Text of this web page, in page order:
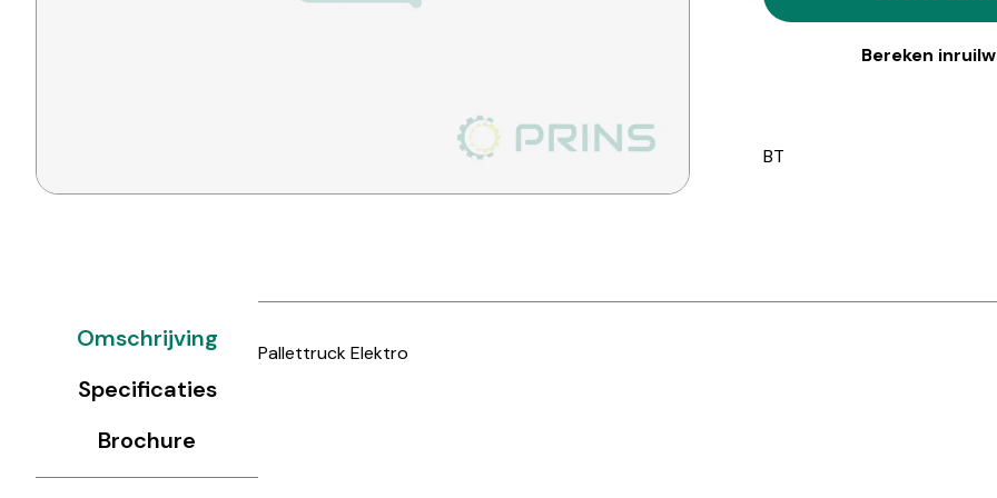
Bereken
BT
Omschrijving
Specificaties
Brochure
Pallettruck Elektro